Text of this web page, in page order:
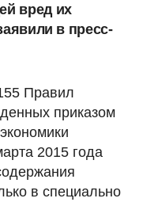
вред их
в пресс-
Правил
приказом
2015 года
в специально